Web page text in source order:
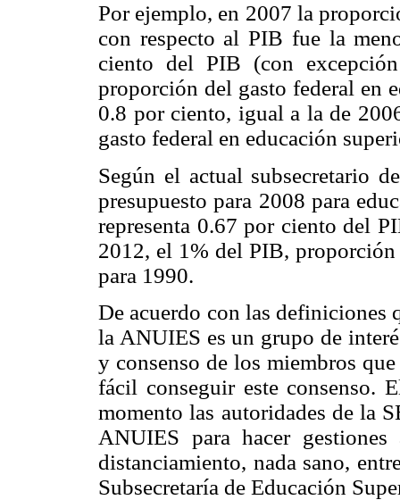
Por ejemplo, en 2007 la
con respecto al PIB fue la
ciento del PIB (con
proporción del gasto federal en
0.8 por ciento, igual a la de
gasto federal en educación
Según el actual subsecretario
presupuesto para 2008 para
representa 0.67 por ciento del
2012, el 1% del PIB,
para 1990.
De acuerdo con las definiciones
la ANUIES es un grupo de
y consenso de los miembros
fácil conseguir este consenso.
momento las autoridades de la
ANUIES para hacer
distanciamiento, nada sano,
Subsecretaría de Educación